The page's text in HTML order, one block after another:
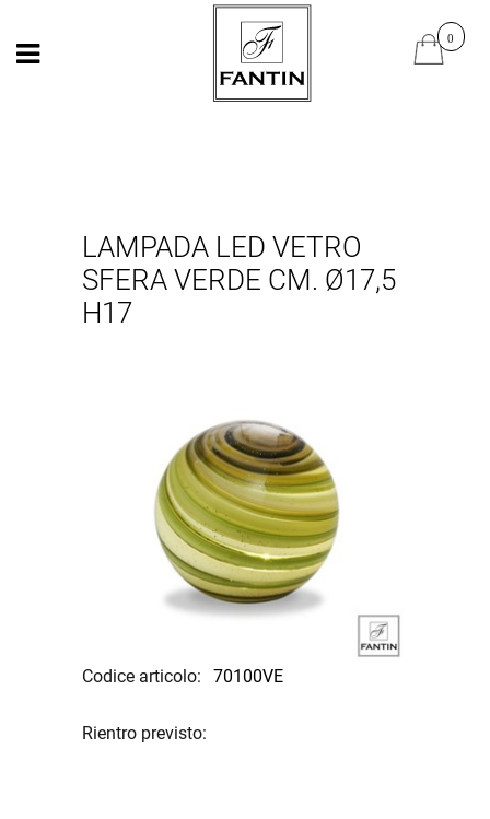
Open Open
LAMPADA LED VETRO
SFERA VERDE CM. Ø17,5
H17
Codice articolo: 70100VE
Rientro previsto: